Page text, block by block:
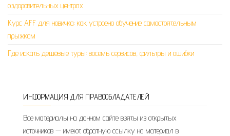
оздоровительных центрах
Курс AFF для новичка: как устроено обучение самостоятельным
прыжкам
Где искать дешёвые туры: восемь сервисов, фильтры и ошибки
ИНФОРМАЦИЯ ДЛЯ ПРАВООБЛАДАТЕЛЕЙ
Все материалы на данном сайте взяты из открытых
источников — имеют обратную ссылку на материал в